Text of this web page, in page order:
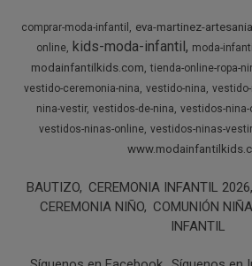
comprar-moda-infantil eva-martinez-artesania
online
kids-moda-infantil moda-infantil
modainfantilkids.com tienda-online-ropa-
vestido-ceremonia-nina vestido-nina
nina-vestir vestidos-de-nina vestidos-nina-
vestidos-ninas-online vestidos-ninas-vestir
BAUTIZO CEREMONIA INFANTIL 2026
CEREMONIA NIÑO COMUNIÓN NIÑA
INFANTIL